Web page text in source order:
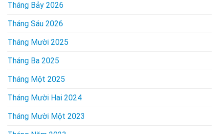
Tháng Bảy 2026
Tháng Sáu 2026
Tháng Mười 2025
Tháng Ba 2025
Tháng Một 2025
Tháng Mười Hai 2024
Tháng Mười Một 2023